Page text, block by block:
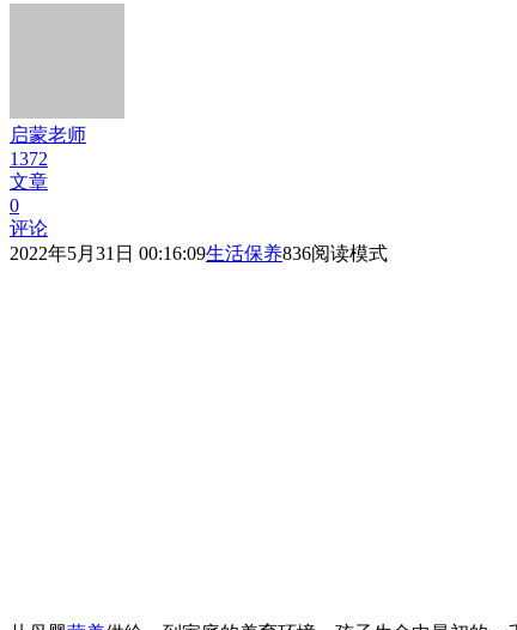
启蒙老师
1372
文章
0
评论
2022年5月31日 00:16:09生活保养836阅读模式